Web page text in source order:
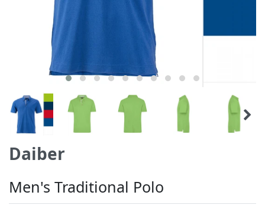
Daiber
Men's Traditional Polo